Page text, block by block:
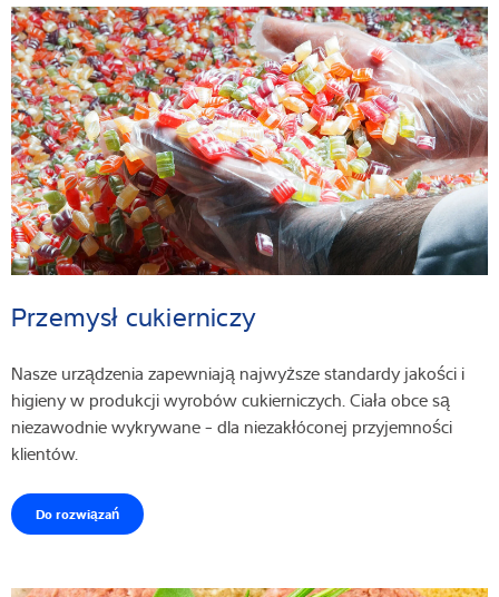
Przemysł cukierniczy
Nasze urządzenia zapewniają najwyższe standardy jakości i
higieny w produkcji wyrobów cukierniczych. Ciała obce są
niezawodnie wykrywane - dla niezakłóconej przyjemności
klientów.
Do rozwiązań